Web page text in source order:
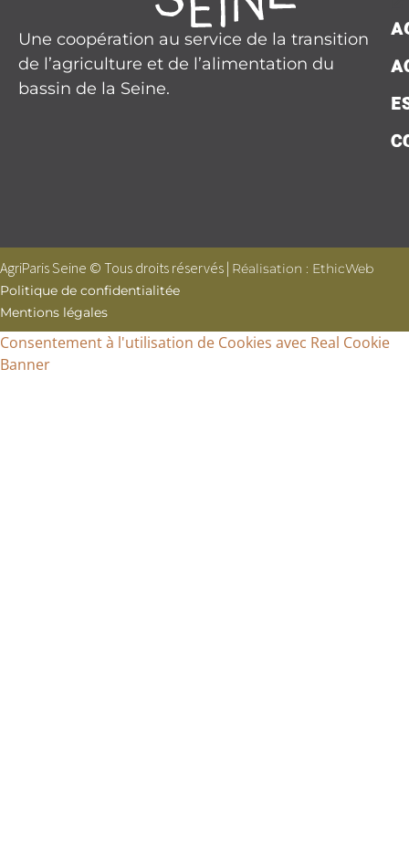
Une coopération au service de la transition
de l’agriculture et de l’alimentation du
bassin de la Seine.
AgriParis Seine © Tous droits réservés | Réalisation : EthicWeb
Mentions légales
Politique de confidentialitée
Consentement à l'utilisation de Cookies avec Real Cookie
Banner